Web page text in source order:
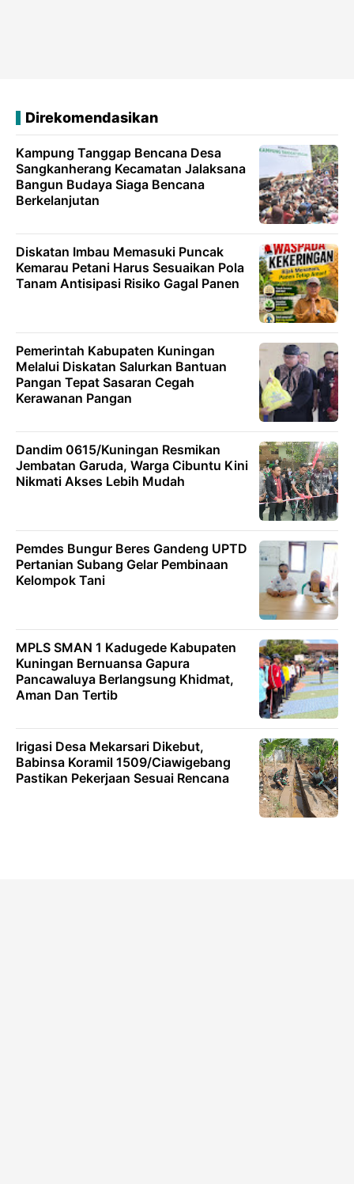
Direkomendasikan
Kampung Tanggap Bencana Desa
Sangkanherang Kecamatan Jalaksana
Bangun Budaya Siaga Bencana
Berkelanjutan
Diskatan Imbau Memasuki Puncak
Kemarau Petani Harus Sesuaikan Pola
Tanam Antisipasi Risiko Gagal Panen
Pemerintah Kabupaten Kuningan
Melalui Diskatan Salurkan Bantuan
Pangan Tepat Sasaran Cegah
Kerawanan Pangan
Dandim 0615/Kuningan Resmikan
Jembatan Garuda, Warga Cibuntu Kini
Nikmati Akses Lebih Mudah
Pemdes Bungur Beres Gandeng UPTD
Pertanian Subang Gelar Pembinaan
Kelompok Tani
MPLS SMAN 1 Kadugede Kabupaten
Kuningan Bernuansa Gapura
Pancawaluya Berlangsung Khidmat,
Aman Dan Tertib
Irigasi Desa Mekarsari Dikebut,
Babinsa Koramil 1509/Ciawigebang
Pastikan Pekerjaan Sesuai Rencana